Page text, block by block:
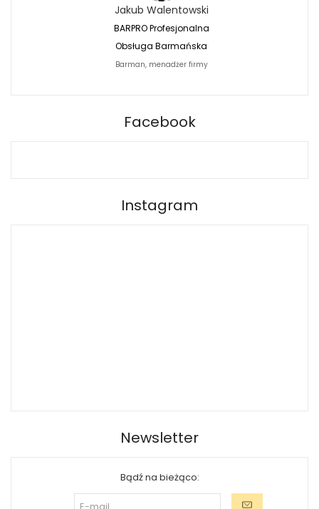
Jakub Walentowski
BARPRO Profesjonalna
Obsługa Barmańska
Barman, menadżer firmy
Facebook
Instagram
Newsletter
Bądź na bieżąco: